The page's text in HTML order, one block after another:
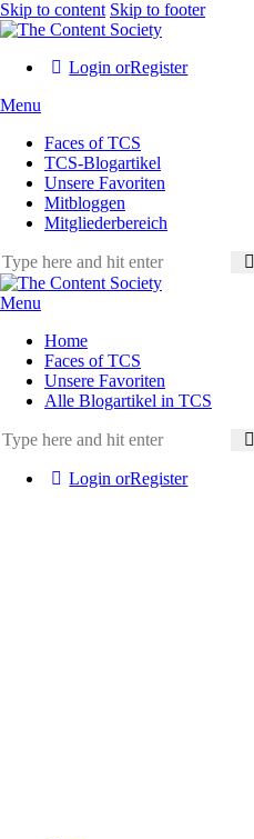
Skip to content Skip to footer
Login orRegister
Menu
Faces of TCS
TCS-Blogartikel
Unsere Favoriten
Mitbloggen
Mitgliederbereich
Menu
Home
Faces of TCS
Unsere Favoriten
Alle Blogartikel in TCS
Login orRegister